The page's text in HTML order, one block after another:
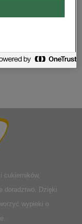
Degtemperatur:
cukierników,
doradztwo. Dzięki
wypieki o